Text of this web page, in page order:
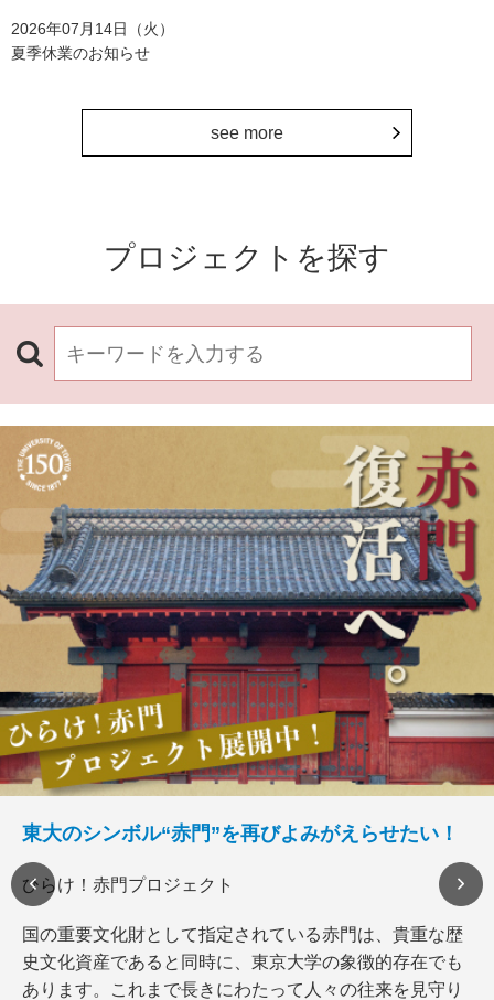
2026年07月14日（火）
夏季休業のお知らせ
see more
プロジェクトを探す
東大のシンボル“赤門”を再びよみがえらせたい！
ひらけ！赤門プロジェクト
国の重要文化財として指定されている赤門は、貴重な歴
史文化資産であると同時に、東京大学の象徴的存在でも
あります。これまで長きにわたって人々の往来を見守り